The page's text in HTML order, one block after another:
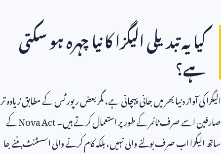
کیا یہ تبدیلی الیگزا کا نیا چہرہ ہو سکتی
ہے؟
الیگزا کی آواز دنیا بھر میں جانی پہچانی ہے، مگر بعض رپورٹس کے مطابق زیادہ تر
صارفین اسے صرف ٹائمر کے طور پر استعمال کرتے ہیں۔Nova Actکے
ساتھ الیگزا اب صرف بولنے والی نہیں، بلکہ کام کرنے والی اسسٹنٹ بننے جا